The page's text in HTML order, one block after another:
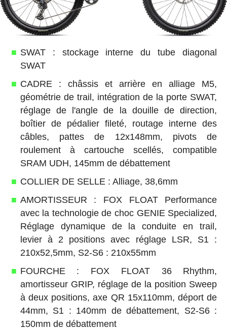
SWAT : stockage interne du tube diagonal
SWAT
CADRE : châssis et arrière en alliage M5,
géométrie de trail, intégration de la porte SWAT,
réglage de l'angle de la douille de direction,
boîtier de pédalier fileté, routage interne des
câbles, pattes de 12x148mm, pivots de
roulement à cartouche scellés, compatible
SRAM UDH, 145mm de débattement
COLLIER DE SELLE : Alliage, 38,6mm
AMORTISSEUR : FOX FLOAT Performance
avec la technologie de choc GENIE Specialized,
Réglage dynamique de la conduite en trail,
levier à 2 positions avec réglage LSR, S1 :
210x52,5mm, S2-S6 : 210x55mm
FOURCHE : FOX FLOAT 36 Rhythm,
amortisseur GRIP, réglage de la position Sweep
à deux positions, axe QR 15x110mm, déport de
44mm, S1 : 140mm de débattement, S2-S6 :
150mm de débattement